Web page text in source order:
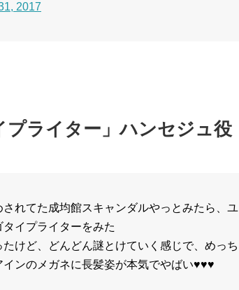
2017
ライター」ハンセジュ役
れてた成均館スキャンダルやっとみたら、ユ
イプライターをみた
けど、どんどん謎とけていく感じで、めっち
ンのメガネに長髪姿が本気でやばい♥️♥️♥️